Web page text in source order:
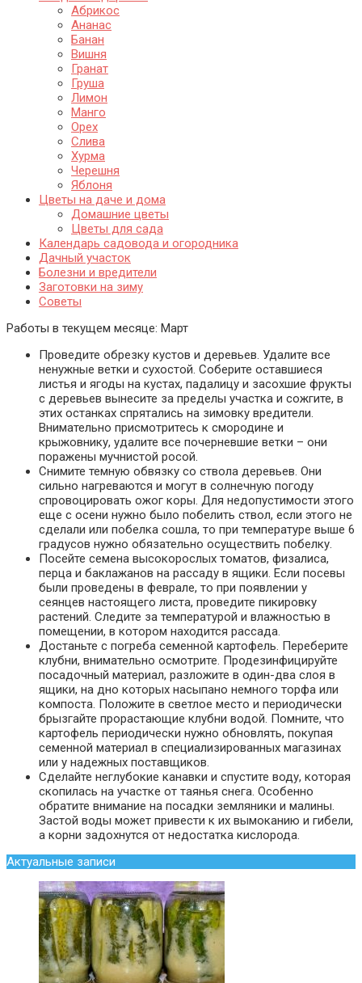
Абрикос
Ананас
Банан
Вишня
Гранат
Груша
Лимон
Манго
Орех
Слива
Хурма
Черешня
Яблоня
Цветы на даче и дома
Домашние цветы
Цветы для сада
Календарь садовода и огородника
Дачный участок
Болезни и вредители
Заготовки на зиму
Советы
Работы в текущем месяце: Март
Проведите обрезку кустов и деревьев. Удалите все
ненужные ветки и сухостой. Соберите оставшиеся
листья и ягоды на кустах, падалицу и засохшие фрукты
с деревьев вынесите за пределы участка и сожгите, в
этих останках спрятались на зимовку вредители.
Внимательно присмотритесь к смородине и
крыжовнику, удалите все почерневшие ветки – они
поражены мучнистой росой.
Снимите темную обвязку со ствола деревьев. Они
сильно нагреваются и могут в солнечную погоду
спровоцировать ожог коры. Для недопустимости этого
еще с осени нужно было побелить ствол, если этого не
сделали или побелка сошла, то при температуре выше 6
градусов нужно обязательно осуществить побелку.
Посейте семена высокорослых томатов, физалиса,
перца и баклажанов на рассаду в ящики. Если посевы
были проведены в феврале, то при появлении у
сеянцев настоящего листа, проведите пикировку
растений. Следите за температурой и влажностью в
помещении, в котором находится рассада.
Достаньте с погреба семенной картофель. Переберите
клубни, внимательно осмотрите. Продезинфицируйте
посадочный материал, разложите в один-два слоя в
ящики, на дно которых насыпано немного торфа или
компоста. Положите в светлое место и периодически
брызгайте прорастающие клубни водой. Помните, что
картофель периодически нужно обновлять, покупая
семенной материал в специализированных магазинах
или у надежных поставщиков.
Сделайте неглубокие канавки и спустите воду, которая
скопилась на участке от таянья снега. Особенно
обратите внимание на посадки земляники и малины.
Застой воды может привести к их вымоканию и гибели,
а корни задохнутся от недостатка кислорода.
Актуальные записи